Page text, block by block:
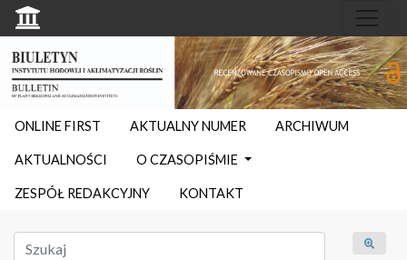
ONLINE FIRST AKTUALNY NUMER ARCHIWUM
AKTUALNOŚCI O CZASOPIŚMIE
ZESPÓŁ REDAKCYJNY KONTAKT